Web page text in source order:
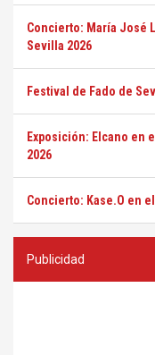
Concierto: María José
Sevilla 2026
Festival de Fado de
Exposición: Elcano en
2026
Concierto: Kase.O en
Publicidad